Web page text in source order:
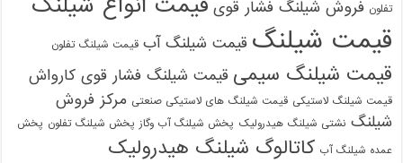
تفلون فروش شیلنگ فشار قوی
قیمت شیلنگ قیمت شیلنگ آب قیمت شیلنگ تفلون
قیمت شیلنگ سیمی قیمت شیلنگ فشار قوی کارواش
قیمت شیلنگ لاستیکی قیمت شیلنگ های لاستیکی صنعتی مرکز فروش
شیلنگ نشتی شیلنگ هیدرولیک پخش شیلنگ آب وگاز پخش شیلنگ تفلون پخش
عمده شیلنگ آب کاتالوگ شیلنگ هیدرولیک